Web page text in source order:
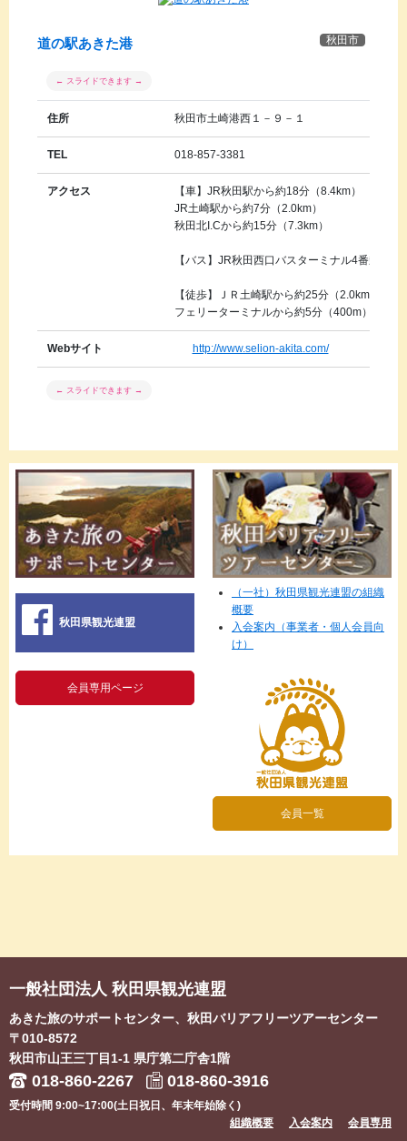
秋田市
道の駅あきた港
住所 秋田市土崎港西１－９－１
TEL 018-857-3381
アクセス
【車】JR秋田駅から約18分（8.4km）
JR土崎駅から約7分（2.0km）
秋田北I.Cから約15分（7.3km）
【バス】JR秋田西口バスターミナル4番乗り
【徒歩】ＪＲ土崎駅から約25分（2.0km）
フェリーターミナルから約5分（400m）
Webサイト http://www.selion-akita.com/
秋田県観光連盟
（一社）秋田県観光連盟の組織
概要
入会案内（事業者・個人会員向
け）
会員専用ページ
会員一覧
一般社団法人 秋田県観光連盟
あきた旅のサポートセンター、秋田バリアフリーツアーセンター
〒010-8572
秋田市山王三丁目1-1 県庁第二庁舎1階
018-860-2267 018-860-3916
受付時間 9:00~17:00(土日祝日、年末年始除く)
組織概要
入会案内 会員専用